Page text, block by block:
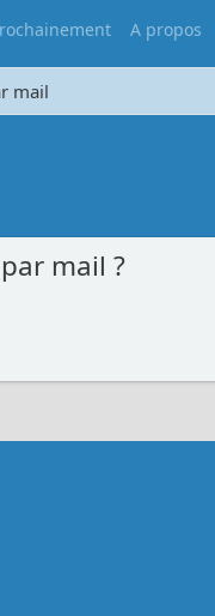
A propos
mail
mail ?